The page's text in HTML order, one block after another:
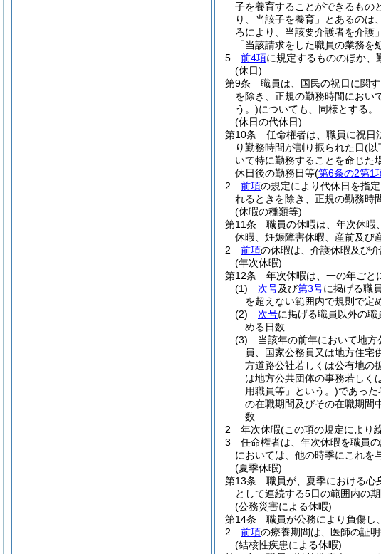
子を養育することができるもの
り、当該子を養育」とあるの
ろにより、当該要介護者を介護
「当該請求をした職員の業務
5
前4項に規定するもののほか、
(休日)
第9条
職員は、国民の祝日に関
を除き、正規の勤務時間におい
う。)についても、同様とする。
(休日の代休日)
第10条
任命権者は、職員に祝日
り勤務時間が割り振られた日(以
いて特に勤務することを命じた
休日後の勤務日等(第6条の2第1
2
前項の規定により代休日を指
れるときを除き、正規の勤務時
(休暇の種類等)
第11条
職員の休暇は、年次休暇
休暇、妊娠障害休暇、産前及び
2
前項の休暇は、介護休暇及び
(年次休暇)
第12条
年次休暇は、一の年ごと
(1)
次号及び第3号に掲げる職
を超えない範囲内で規則で定
(2)
次号に掲げる職員以外の
める日数
(3)
当該年の前年において地
員、国家公務員又は地方住宅
方道路公社若しくは公有地の
は地方公共団体の事務若しく
用職員等」という。)であっ
の在職期間及びその在職期間
数
2
年次休暇(この項の規定により
3
任命権者は、年次休暇を職員
においては、他の時季にこれを
(夏季休暇)
第13条
職員が、夏季における心
として連続する5日の範囲内の
(公務災害による休暇)
第14条
職員が公務により負傷し
2
前項の療養期間は、医師の証
(結核性疾患による休暇)